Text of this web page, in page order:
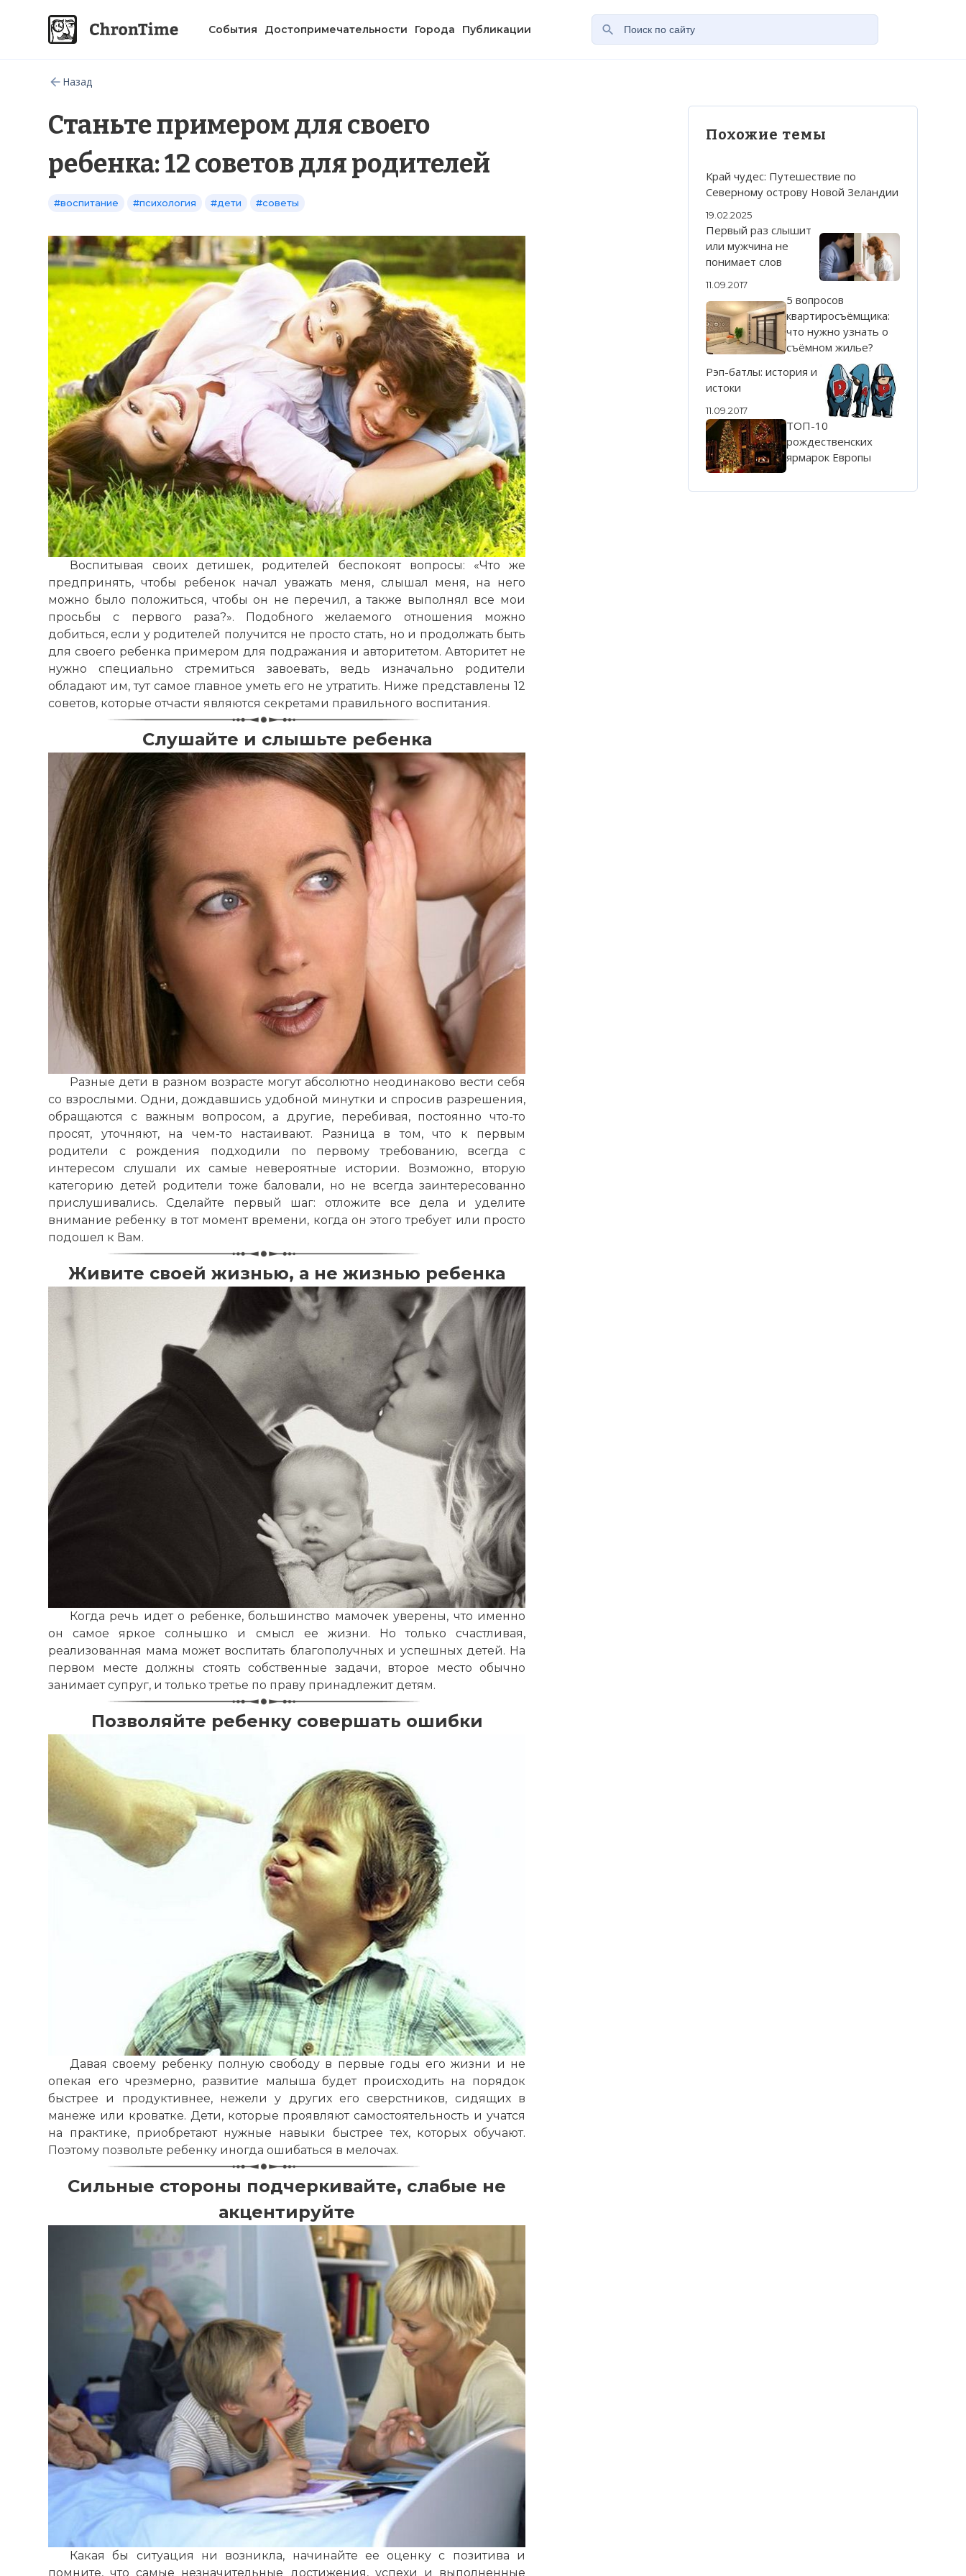
События Достопримечательности Города Публикации
Назад
Станьте примером для своего
ребенка: 12 советов для родителей
#воспитание #психология #дети #советы
Воспитывая своих детишек, родителей беспокоят вопросы: «Что же
предпринять, чтобы ребенок начал уважать меня, слышал меня, на него
можно было положиться, чтобы он не перечил, а также выполнял все мои
просьбы с первого раза?». Подобного желаемого отношения можно
добиться, если у родителей получится не просто стать, но и продолжать быть
для своего ребенка примером для подражания и авторитетом. Авторитет не
нужно специально стремиться завоевать, ведь изначально родители
обладают им, тут самое главное уметь его не утратить. Ниже представлены 12
советов, которые отчасти являются секретами правильного воспитания.
Слушайте и слышьте ребенка
Разные дети в разном возрасте могут абсолютно неодинаково вести себя
со взрослыми. Одни, дождавшись удобной минутки и спросив разрешения,
обращаются с важным вопросом, а другие, перебивая, постоянно что-то
просят, уточняют, на чем-то настаивают. Разница в том, что к первым
родители с рождения подходили по первому требованию, всегда с
интересом слушали их самые невероятные истории. Возможно, вторую
категорию детей родители тоже баловали, но не всегда заинтересованно
прислушивались. Сделайте первый шаг: отложите все дела и уделите
внимание ребенку в тот момент времени, когда он этого требует или просто
подошел к Вам.
Живите своей жизнью, а не жизнью ребенка
Когда речь идет о ребенке, большинство мамочек уверены, что именно
он самое яркое солнышко и смысл ее жизни. Но только счастливая,
реализованная мама может воспитать благополучных и успешных детей. На
первом месте должны стоять собственные задачи, второе место обычно
занимает супруг, и только третье по праву принадлежит детям.
Позволяйте ребенку совершать ошибки
Давая своему ребенку полную свободу в первые годы его жизни и не
опекая его чрезмерно, развитие малыша будет происходить на порядок
быстрее и продуктивнее, нежели у других его сверстников, сидящих в
манеже или кроватке. Дети, которые проявляют самостоятельность и учатся
на практике, приобретают нужные навыки быстрее тех, которых обучают.
Поэтому позвольте ребенку иногда ошибаться в мелочах.
Сильные стороны подчеркивайте, слабые не
акцентируйте
Какая бы ситуация ни возникла, начинайте ее оценку с позитива и
помните, что самые незначительные достижения, успехи и выполненные
Похожие темы
Край чудес: Путешествие по
Северному острову Новой Зеландии
19.02.2025
Первый раз слышит
или мужчина не
понимает слов
11.09.2017
5 вопросов
квартиросъёмщика:
что нужно узнать о
съёмном жилье?
Рэп-батлы: история и
истоки
11.09.2017
ТОП-10
рождественских
ярмарок Европы